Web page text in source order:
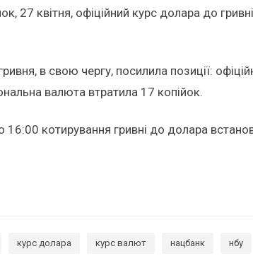
27 квітня, офіційний курс долара до
в свою чергу, посилила позиції:
валюта втратила 17 копійок.
16:00 котирування гривні до долара
курс долара курс валют нацбанк нбу